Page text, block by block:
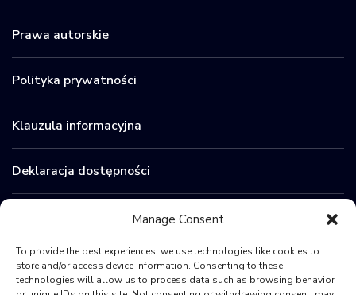
Manage Consent
To provide the best experiences, we use technologies like cookies to
store and/or access device information. Consenting to these
technologies will allow us to process data such as browsing behavior
Prawa autorskie
Polityka prywatności
Klauzula informacyjna
Deklaracja dostępności
Zamówienia publiczne
BIP